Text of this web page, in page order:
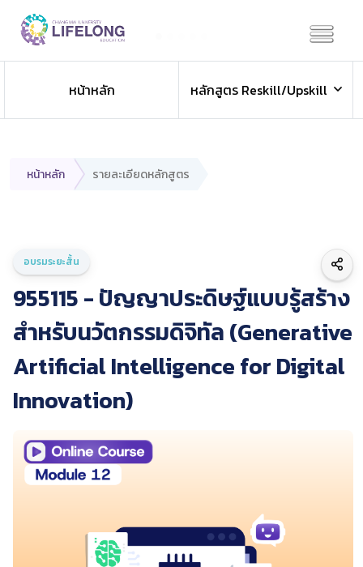
หน้าหลัก
หลักสูตร Reskill/Upskill
หน้าหลัก รายละเอียดหลักสูตร
อบรมระยะสั้น
955115 - ปัญญาประดิษฐ์แบบรู้สร้าง
สำหรับนวัตกรรมดิจิทัล (Generative
Artificial Intelligence for Digital
Innovation)